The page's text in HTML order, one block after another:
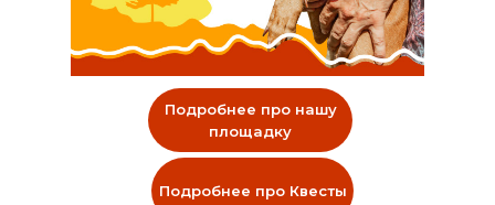
Подробнее про нашу
площадку
Подробнее про Квесты